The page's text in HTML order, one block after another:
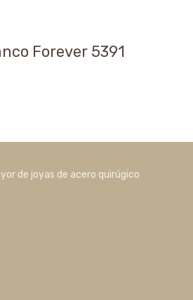
Forever 5391
de joyas de acero quirúgico